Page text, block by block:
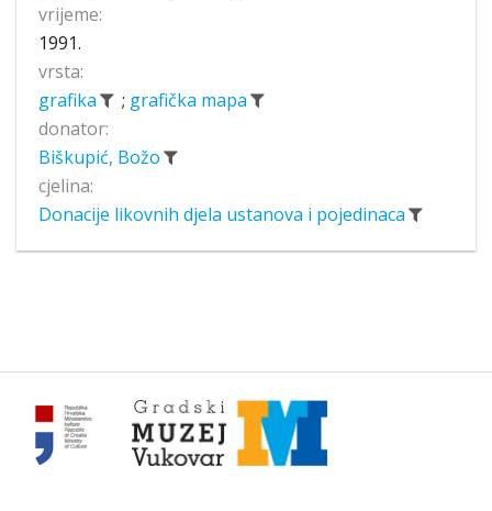
vrijeme:
1991.
vrsta:
grafika
; grafička mapa
donator:
Biškupić, Božo
cjelina:
Donacije likovnih djela ustanova i pojedinaca